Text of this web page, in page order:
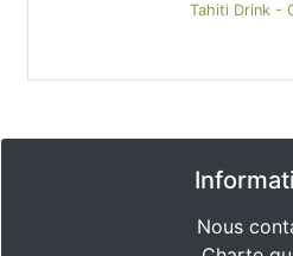
Tahiti Drink -
Nous